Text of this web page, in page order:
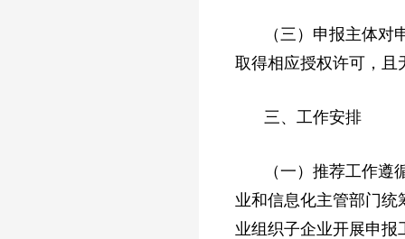
（三）申报主体
取得相应授权许可，且
三、工作安排
（一）推荐工作
业和信息化主管部门
业组织子企业开展申报